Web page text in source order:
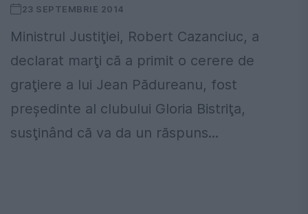
23 SEPTEMBRIE 2014
Ministrul Justiţiei, Robert Cazanciuc, a
declarat marţi că a primit o cerere de
graţiere a lui Jean Pădureanu, fost
preşedinte al clubului Gloria Bistriţa,
susţinând că va da un răspuns...